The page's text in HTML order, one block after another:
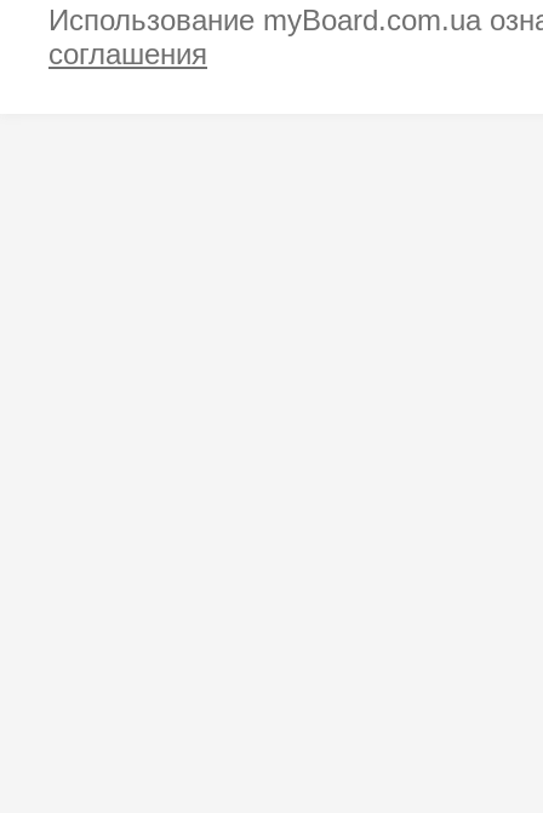
Использование myBoard.com.ua
соглашения